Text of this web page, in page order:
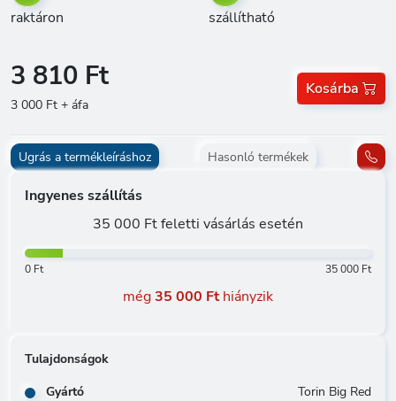
raktáron
szállítható
3 810 Ft
3 000 Ft + áfa
Kosárba
Ugrás a termékleíráshoz Hasonló termékek
Ingyenes szállítás
35 000 Ft feletti vásárlás esetén
0 Ft 35 000 Ft
még35 000 Fthiányzik
Tulajdonságok
Gyártó
Torin Big Red